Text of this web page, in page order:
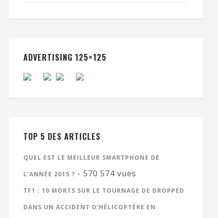
ADVERTISING 125×125
TOP 5 DES ARTICLES
QUEL EST LE MEILLEUR SMARTPHONE DE
L’ANNÉE 2015 ? - 570 574 vues
TF1 : 10 MORTS SUR LE TOURNAGE DE DROPPED
DANS UN ACCIDENT D’HÉLICOPTÈRE EN